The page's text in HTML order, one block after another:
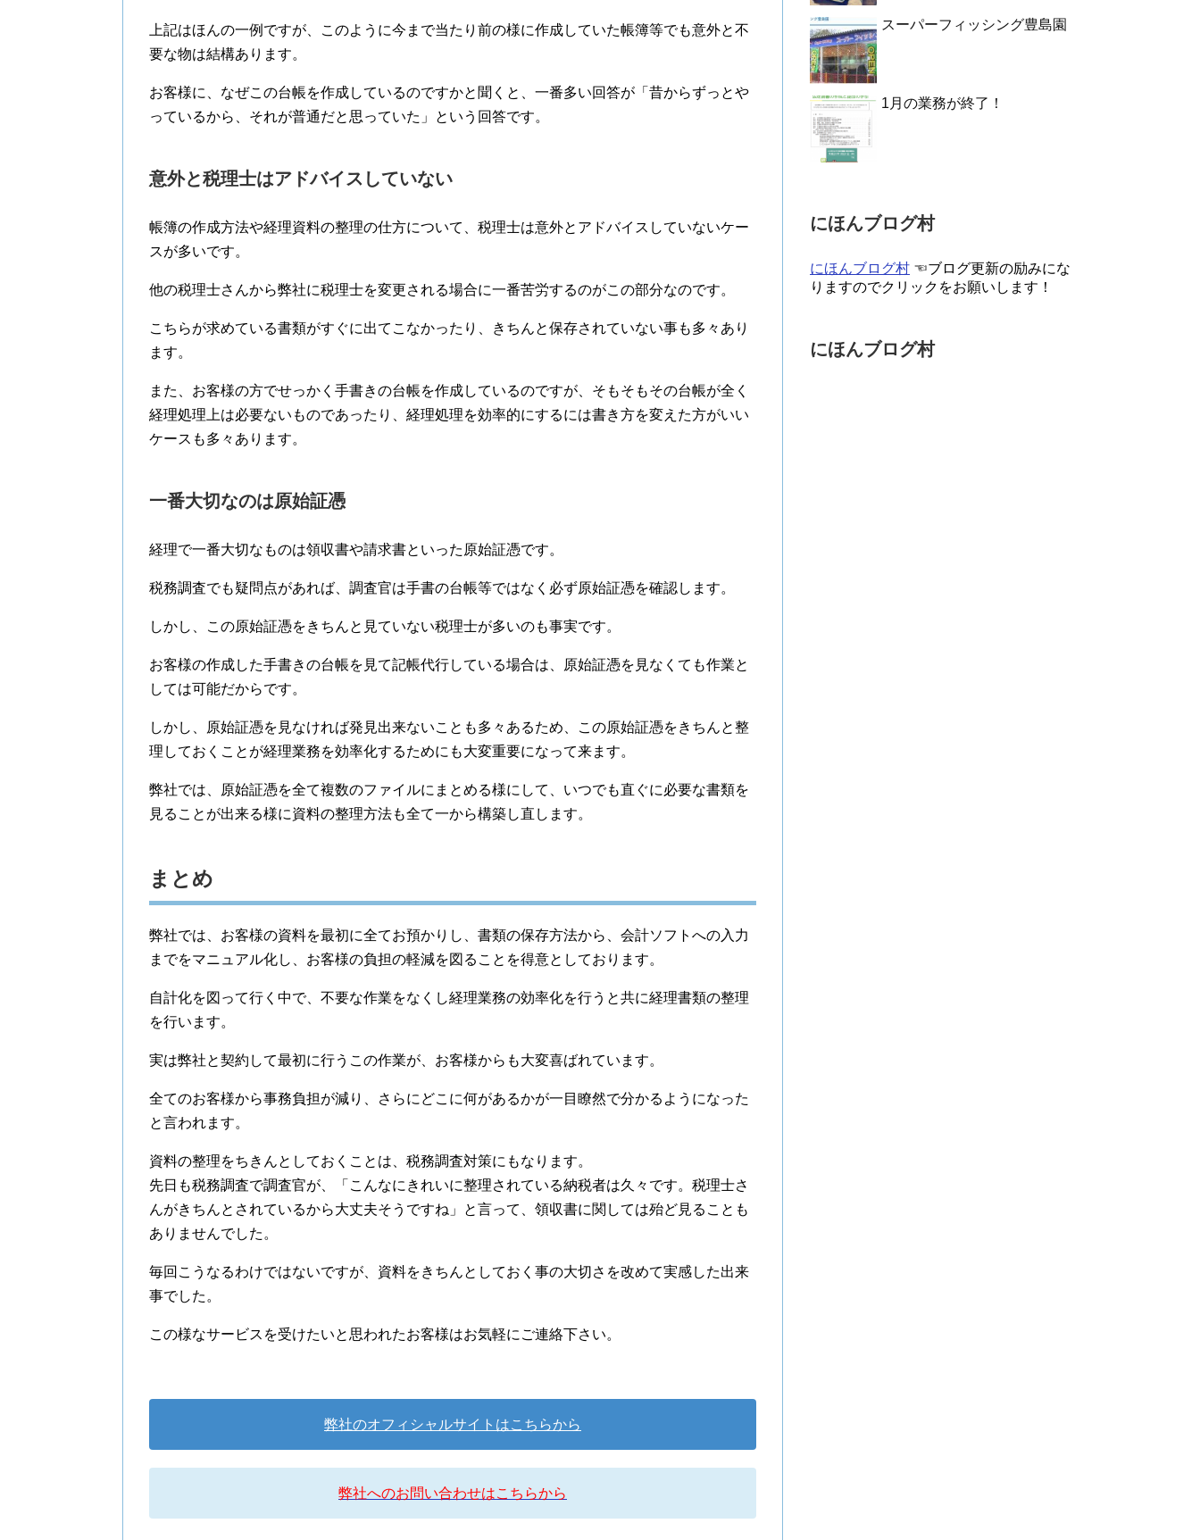
上記はほんの一例ですが、このように今まで当たり前の様に作成していた帳簿等でも意外と不
要な物は結構あります。
お客様に、なぜこの台帳を作成しているのですかと聞くと、一番多い回答が「昔からずっとや
っているから、それが普通だと思っていた」という回答です。
意外と税理士はアドバイスしていない
帳簿の作成方法や経理資料の整理の仕方について、税理士は意外とアドバイスしていないケー
スが多いです。
他の税理士さんから弊社に税理士を変更される場合に一番苦労するのがこの部分なのです。
こちらが求めている書類がすぐに出てこなかったり、きちんと保存されていない事も多々あり
ます。
また、お客様の方でせっかく手書きの台帳を作成しているのですが、そもそもその台帳が全く
経理処理上は必要ないものであったり、経理処理を効率的にするには書き方を変えた方がいい
ケースも多々あります。
一番大切なのは原始証憑
経理で一番大切なものは領収書や請求書といった原始証憑です。
税務調査でも疑問点があれば、調査官は手書の台帳等ではなく必ず原始証憑を確認します。
しかし、この原始証憑をきちんと見ていない税理士が多いのも事実です。
お客様の作成した手書きの台帳を見て記帳代行している場合は、原始証憑を見なくても作業と
しては可能だからです。
しかし、原始証憑を見なければ発見出来ないことも多々あるため、この原始証憑をきちんと整
理しておくことが経理業務を効率化するためにも大変重要になって来ます。
弊社では、原始証憑を全て複数のファイルにまとめる様にして、いつでも直ぐに必要な書類を
見ることが出来る様に資料の整理方法も全て一から構築し直します。
まとめ
弊社では、お客様の資料を最初に全てお預かりし、書類の保存方法から、会計ソフトへの入力
までをマニュアル化し、お客様の負担の軽減を図ることを得意としております。
自計化を図って行く中で、不要な作業をなくし経理業務の効率化を行うと共に経理書類の整理
を行います。
実は弊社と契約して最初に行うこの作業が、お客様からも大変喜ばれています。
全てのお客様から事務負担が減り、さらにどこに何があるかが一目瞭然で分かるようになった
と言われます。
資料の整理をちきんとしておくことは、税務調査対策にもなります。
先日も税務調査で調査官が、「こんなにきれいに整理されている納税者は久々です。税理士さ
んがきちんとされているから大丈夫そうですね」と言って、領収書に関しては殆ど見ることも
ありませんでした。
毎回こうなるわけではないですが、資料をきちんとしておく事の大切さを改めて実感した出来
事でした。
この様なサービスを受けたいと思われたお客様はお気軽にご連絡下さい。
弊社のオフィシャルサイトはこちらから
弊社へのお問い合わせはこちらから
スーパーフィッシング豊島園
1月の業務が終了！
にほんブログ村
にほんブログ村 ☜ブログ更新の励みにな
りますのでクリックをお願いします！
にほんブログ村